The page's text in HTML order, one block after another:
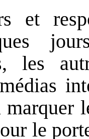
et
les
marquer
le